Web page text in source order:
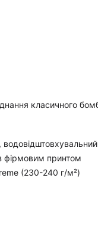
класичного
фірмовим принтом
(230-240 г/м²)